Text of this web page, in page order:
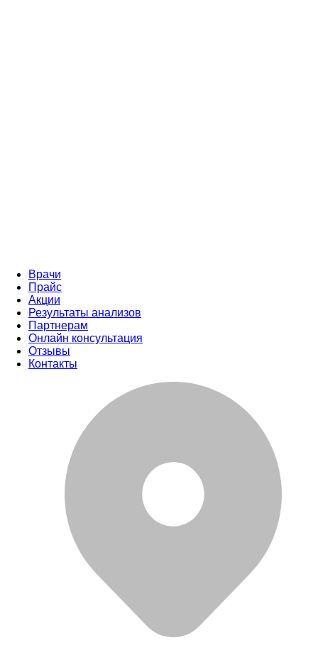
Врачи
Прайс
Акции
Результаты анализов
Партнерам
Онлайн консультация
Отзывы
Контакты